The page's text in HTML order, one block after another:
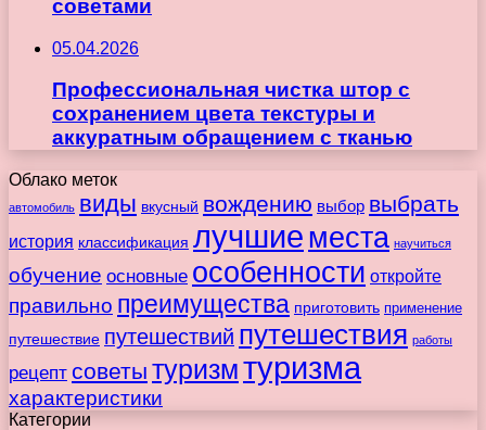
советами
05.04.2026
Профессиональная чистка штор с
сохранением цвета текстуры и
аккуратным обращением с тканью
Облако меток
автомобиль виды вкусный вождению выбор выбрать
история классификация лучшиеместа научиться
обучение основные особенности откройте
правильно преимущества приготовить применение
путешествие путешествий путешествия работы
рецепт советы туризмтуризма
характеристики
Категории